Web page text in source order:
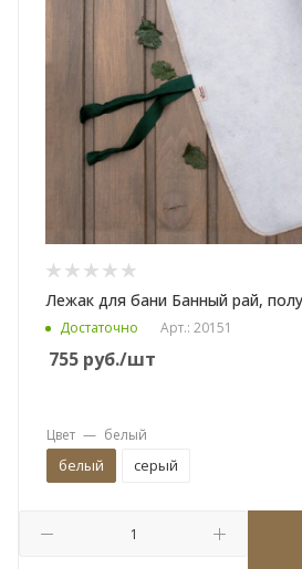
Лежак для бани Банный рай,
Достаточно Арт.: 20151
755 руб./шт
Цвет — белый
белый серый